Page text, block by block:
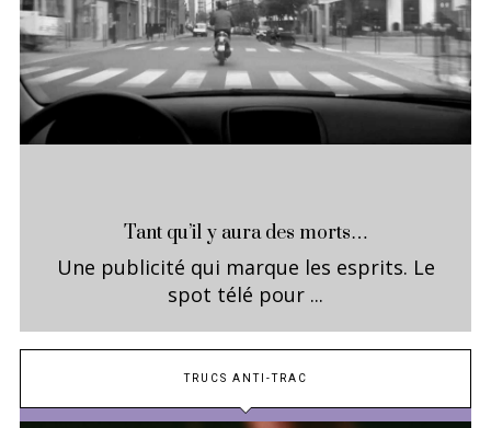
Tant qu’il y aura des morts…
Une publicité qui marque les esprits. Le
spot télé pour ...
TRUCS ANTI-TRAC